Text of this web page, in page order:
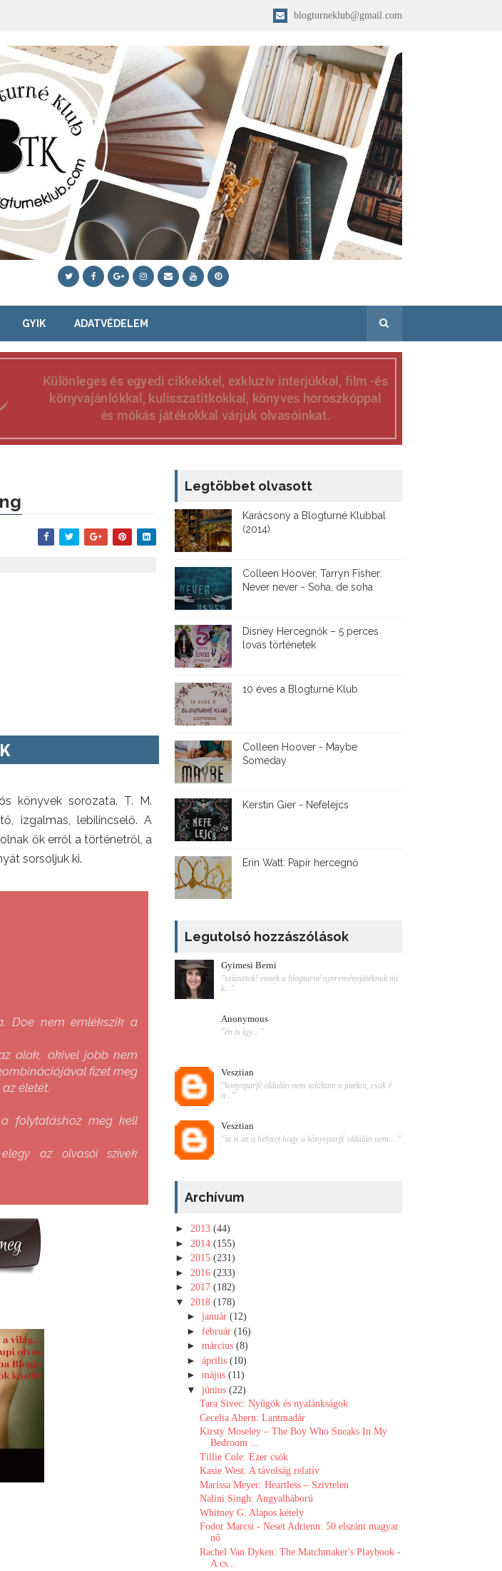
blogturneklub@gmail.com
GYIK ADATVÉDELEM
könyvek sorozata. T. M.
izgalmas, lebilincselő. A
ők erről a történetről, a
sorsoljuk ki.
Doe nem emlékszik a
alak, akivel jobb nem
fizet meg
életét.
folytatáshoz meg kell
az olvasói szívek
Legtöbbet olvasott
Karácsony a Blogturné Klubbal
(2014)
Colleen Hoover, Tarryn Fisher:
Never never - Soha, de soha
Disney ​Hercegnők – 5 perces
lovas történetek
10 éves a Blogturné Klub
Colleen Hoover - Maybe
Someday
Kerstin Gier - Nefelejcs
Erin Watt: Papír hercegnő
Legutolsó hozzászólások
Gyimesi Berni
"sziasztok! ennek a blogturné nyereményjátéknak mi
k..."
Anonymous
"én is így... "
Vesztian
"könyvparfé oldalán nem találtam a játékot, csak é
n..."
Vesztian
"itt is az a helyzet hogy a könyvparfé oldalán nem ..."
Archívum
► 2013 (44)
► 2014 (155)
► 2015 (231)
► 2016 (233)
► 2017 (182)
▼ 2018 (178)
►január(12)
►február(16)
►március(8)
►április(10)
►május(11)
▼ június(22)
Tara Sivec: Nyűgök és nyalánkságok
Cecelia Ahern: Lantmadár
Kirsty Moseley – The Boy Who Sneaks In My
Bedroom ...
Tillie Cole: Ezer csók
Kasie West: A távolság relatív
Marissa Meyer: Heartless – Szívtelen
Nalini Singh: Angyalháború
Whitney G. Alapos kétely
Fodor Marcsi - Neset Adrienn: 50 elszánt magyar
nő
Rachel Van Dyken: The Matchmaker's Playbook -
A cs...